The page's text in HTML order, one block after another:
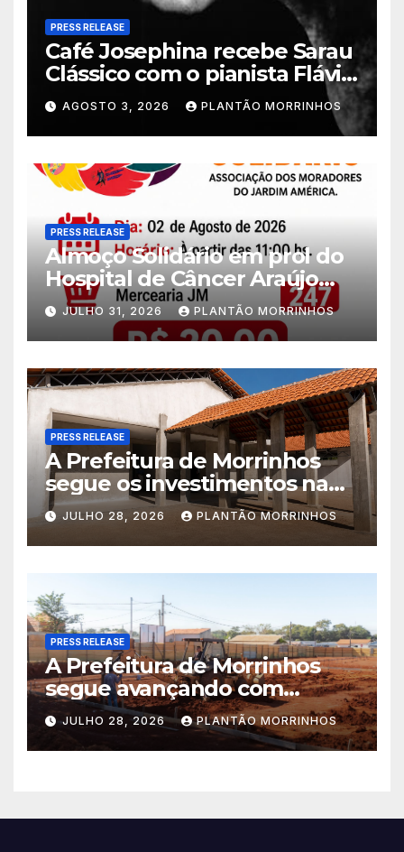
PRESS RELEASE
Café Josephina recebe Sarau
Clássico com o pianista Flávio
Varani nesta terça-feira
AGOSTO 3, 2026 PLANTÃO MORRINHOS
PRESS RELEASE
Almoço Solidário em prol do
Hospital de Câncer Araújo
Jorge é realizado no Jardim
América
JULHO 31, 2026 PLANTÃO MORRINHOS
PRESS RELEASE
A Prefeitura de Morrinhos
segue os investimentos na
educação. A obra da Escola
Municipal Eudóxio de
Figueiredo avança em ritmo
acelerado e já ganha forma.
JULHO 28, 2026 PLANTÃO MORRINHOS
PRESS RELEASE
A Prefeitura de Morrinhos
segue avançando com
importantes investimentos
no Setor Arca de Noé.
JULHO 28, 2026 PLANTÃO MORRINHOS